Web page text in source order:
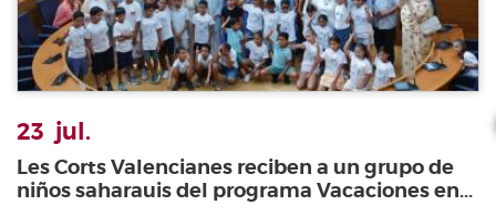
23 jul.
Les Corts Valencianes reciben a un grupo de
niños saharauis del programa Vacaciones en...